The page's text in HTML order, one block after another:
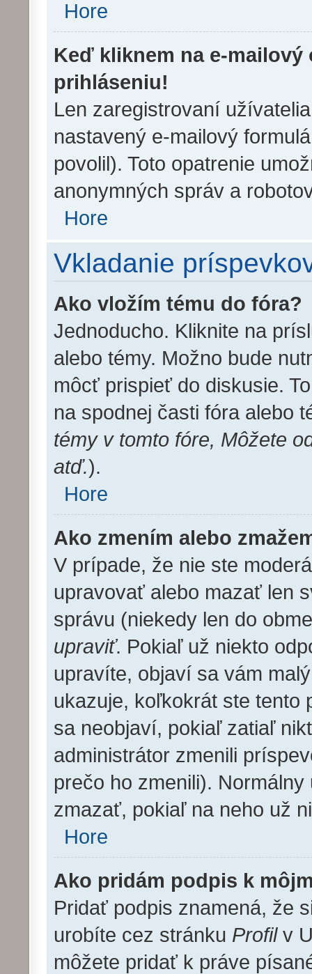
Hore
Keď kliknem na e-
prihláseniu!
Len zaregistrovaní
nastavený e-mailový
povolil). Toto opatrenie
anonymných správ a
Hore
Vkladanie
Ako vložím tému do fóra?
Jednoducho. Kliknite na
alebo témy. Možno bude
môcť prispieť do diskusie.
na spodnej časti fóra alebo
témy v tomto fóre, Môžete
atď.).
Hore
Ako zmením alebo
V prípade, že nie ste
upravovať alebo mazať len
správu (niekedy len do
upraviť. Pokiaľ už niekto
upravíte, objaví sa vám
ukazuje, koľkokrát ste tento
sa neobjaví, pokiaľ zatiaľ
administrátor zmenili
prečo ho zmenili).
zmazať, pokiaľ na neho už
Hore
Ako pridám podpis k
Pridať podpis znamená, že
urobíte cez stránku Profilv
môžete pridať k práve